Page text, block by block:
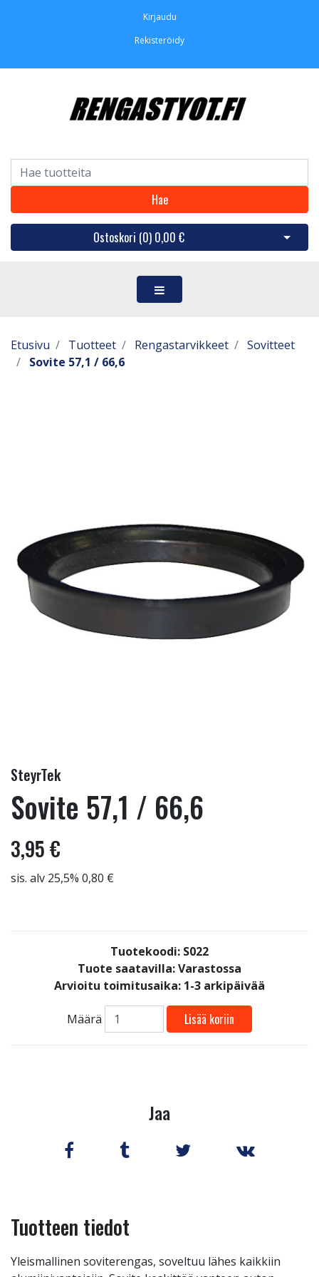
Kirjaudu
Rekisteröidy
Hae
Ostoskori (0) 0,00 € Avaa
Etusivu Tuotteet Rengastarvikkeet
Sovitteet
Sovite 57,1 / 66,6
SteyrTek
Sovite 57,1 / 66,6
3,95 €
sis. alv 25,5% 0,80 €
Tuotekoodi: S022
Tuote saatavilla:Varastossa
Arvioitu toimitusaika: 1-3 arkipäivää
Määrä Lisää koriin
Jaa
Tuotteen tiedot
Yleismallinen soviterengas, soveltuu lähes kaikkiin